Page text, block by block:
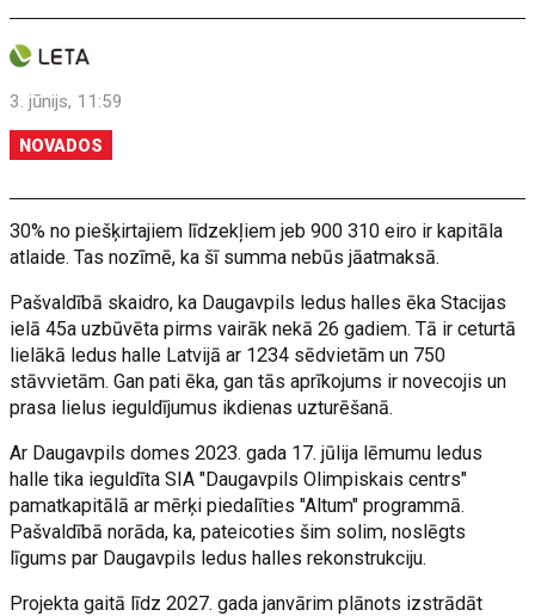
3. jūnijs, 11:59
NOVADOS
30% no piešķirtajiem līdzekļiem jeb 900 310 eiro ir kapitāla
atlaide. Tas nozīmē, ka šī summa nebūs jāatmaksā.
Pašvaldībā skaidro, ka Daugavpils ledus halles ēka Stacijas
ielā 45a uzbūvēta pirms vairāk nekā 26 gadiem. Tā ir ceturtā
lielākā ledus halle Latvijā ar 1234 sēdvietām un 750
stāvvietām. Gan pati ēka, gan tās aprīkojums ir novecojis un
prasa lielus ieguldījumus ikdienas uzturēšanā.
Ar Daugavpils domes 2023. gada 17. jūlija lēmumu ledus
halle tika ieguldīta SIA "Daugavpils Olimpiskais centrs"
pamatkapitālā ar mērķi piedalīties "Altum" programmā.
Pašvaldībā norāda, ka, pateicoties šim solim, noslēgts
līgums par Daugavpils ledus halles rekonstrukciju.
Projekta gaitā līdz 2027. gada janvārim plānots izstrādāt